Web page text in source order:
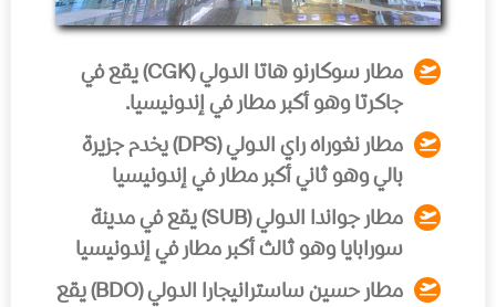
مطار سوكارنو هاتا الدولي (CGK)
يقع في
جاكرتا وهو أكبر مطار في إندونيسيا.
مطار نغوراه راي الدولي (DPS)
يخدم جزيرة
بالي وهو ثاني أكبر مطار في إندونيسيا
مطار جواندا الدولي (SUB)
يقع في مدينة
سورابايا وهو ثالث أكبر مطار في إندونيسيا
مطار حسين ساسترانيجارا الدولي (BDO)
يقع